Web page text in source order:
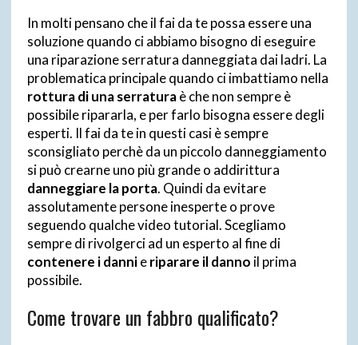
In molti pensano che il fai da te possa essere una
soluzione quando ci abbiamo bisogno di eseguire
una riparazione serratura danneggiata dai ladri. La
problematica principale quando ci imbattiamo nella
rottura di una serraturaè che non sempre è
possibile ripararla, e per farlo bisogna essere degli
esperti. Il fai da te in questi casi è sempre
sconsigliato perchè da un piccolo danneggiamento
si può crearne uno più grande o addirittura
danneggiare la porta. Quindi da evitare
assolutamente persone inesperte o prove
seguendo qualche video tutorial. Scegliamo
sempre di rivolgerci ad un esperto al fine di
contenere i dannieriparare il danno il prima
possibile.
Come trovare un fabbro qualificato?